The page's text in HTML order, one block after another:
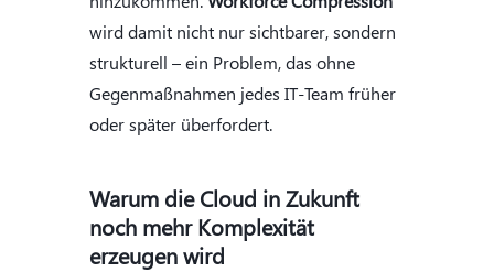
wird damit nicht nur sichtbarer, sondern
strukturell – ein Problem, das ohne
Gegenmaßnahmen jedes IT-Team früher
oder später überfordert.
Warum die Cloud in Zukunft
noch mehr Komplexität
erzeugen wird